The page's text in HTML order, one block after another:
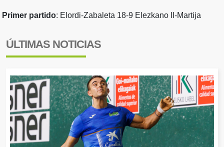
Primer partido: Elordi-Zabaleta 18-9 Elezkano II-Martija
ÚLTIMAS NOTICIAS